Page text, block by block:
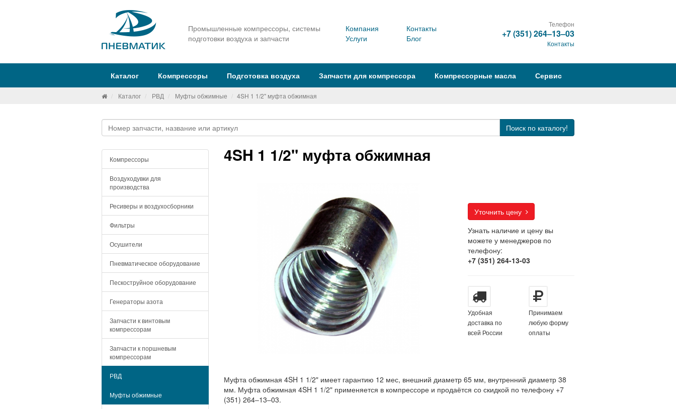
Промышленные компрессоры, системы
подготовки воздуха и запчасти
Компания
Услуги
Контакты
Блог
Телефон
+7 (351) 264‒13‒03
Контакты
Каталог Компрессоры Подготовка воздуха Запчасти для компрессора Компрессорные масла Сервис
Каталог РВД Муфты обжимные 4SH 1 1/2" муфта обжимная
Поиск по каталогу!
Компрессоры
Воздуходувки для
производства
Ресиверы и воздухосборники
Фильтры
Осушители
Пневматическое оборудование
Пескоструйное оборудование
Генераторы азота
Запчасти к винтовым
компрессорам
Запчасти к поршневым
компрессорам
РВД
Муфты обжимные
4SH 1 1/2" муфта обжимная
Уточнить цену
Узнать наличие и цену вы
можете у менеджеров по
телефону:
+7 (351) 264-13-03
Удобная
доставка по
всей России
Принимаем
любую форму
оплаты
Муфта обжимная 4SH 1 1/2" имеет гарантию 12 мес, внешний диаметр 65 мм, внутренний диаметр 38
мм. Муфта обжимная 4SH 1 1/2" применяется в компрессоре и продаётся со скидкой по телефону +7
(351) 264‒13‒03.